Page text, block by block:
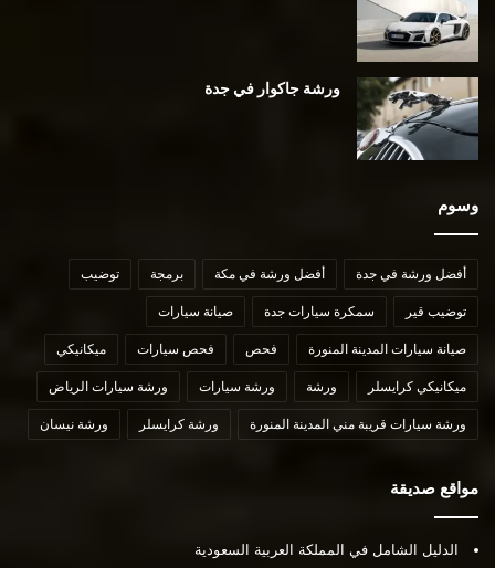
ورشة جاكوار في جدة
وسوم
أفضل ورشة في جدة أفضل ورشة في مكة برمجة توضيب
توضيب قير سمكرة سيارات جدة صيانة سيارات
صيانة سيارات المدينة المنورة فحص فحص سيارات ميكانيكي
ميكانيكي كرايسلر ورشة ورشة سيارات ورشة سيارات الرياض
ورشة سيارات قريبة مني المدينة المنورة ورشة كرايسلر ورشة نيسان
مواقع صديقة
الدليل الشامل في المملكة العربية السعودية